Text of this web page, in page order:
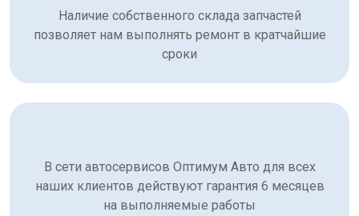
Наличие собственного склада запчастей
позволяет нам выполнять ремонт в кратчайшие
сроки
В сети автосервисов Оптимум Авто для всех
наших клиентов действуют гарантия 6 месяцев
на выполняемые работы